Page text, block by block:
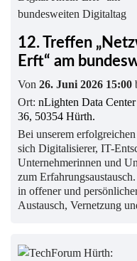
12. Treffen
Erft“ am
Von 26. Juni 2026 15:00
Ort: nLighten Data
36, 50354 Hürth.
Bei unserem
sich Digitalisierer, IT-
Unternehmerinnen und
zum
in offener und
Austausch, Vernetzung